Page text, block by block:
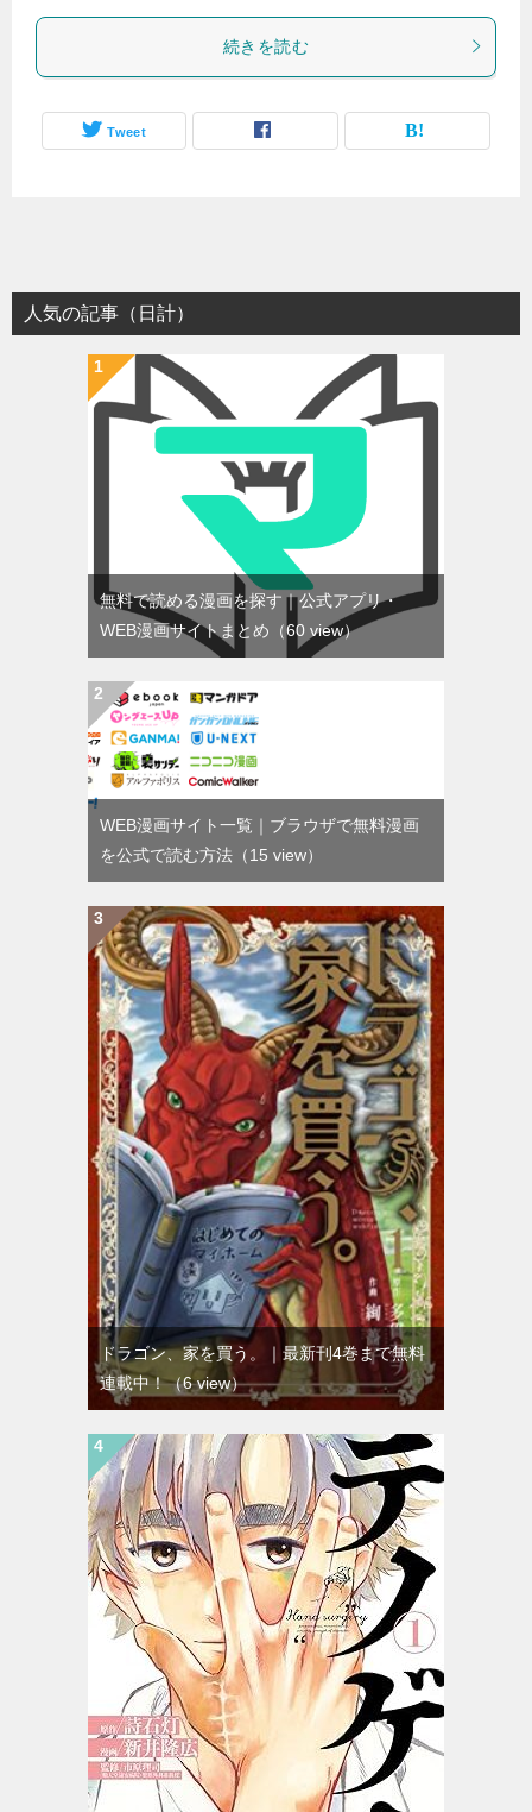
続きを読む
Tweet
人気の記事（日計）
無料で読める漫画を探す｜公式アプリ・
WEB漫画サイトまとめ （60 view）
WEB漫画サイト一覧｜ブラウザで無料漫画
を公式で読む方法 （15 view）
ドラゴン、家を買う。｜最新刊4巻まで無料
連載中！（6 view）